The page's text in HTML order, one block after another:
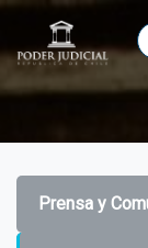
Prensa y